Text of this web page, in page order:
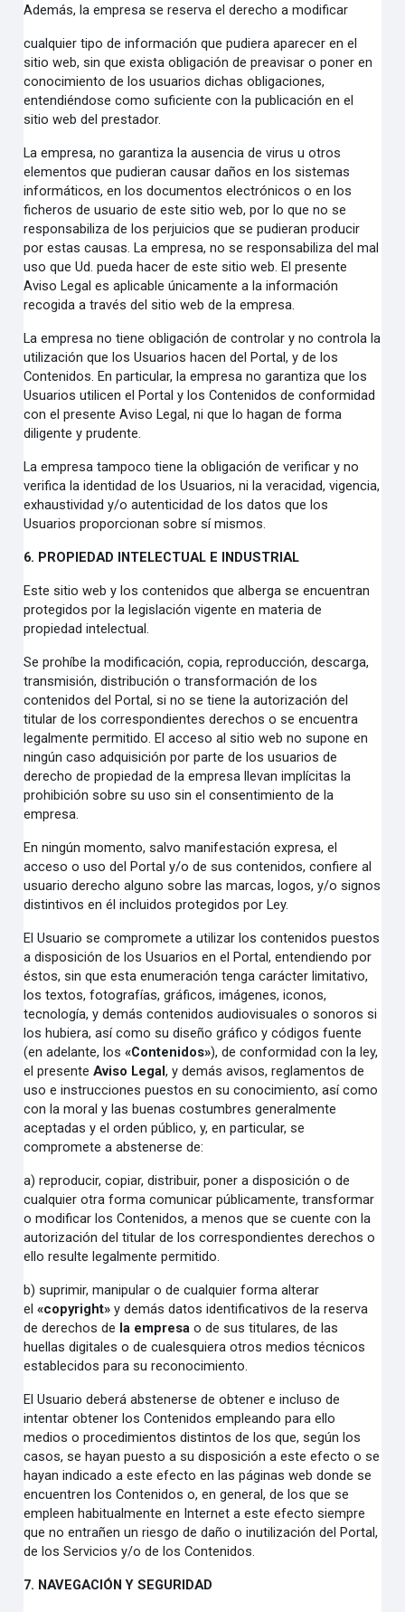
Además, la empresa se reserva el derecho a modificar
cualquier tipo de información que pudiera aparecer en el
sitio web, sin que exista obligación de preavisar o poner en
conocimiento de los usuarios dichas obligaciones,
entendiéndose como suficiente con la publicación en el
sitio web del prestador.
La empresa, no garantiza la ausencia de virus u otros
elementos que pudieran causar daños en los sistemas
informáticos, en los documentos electrónicos o en los
ficheros de usuario de este sitio web, por lo que no se
responsabiliza de los perjuicios que se pudieran producir
por estas causas. La empresa, no se responsabiliza del mal
uso que Ud. pueda hacer de este sitio web. El presente
Aviso Legal es aplicable únicamente a la información
recogida a través del sitio web de la empresa.
La empresa no tiene obligación de controlar y no controla la
utilización que los Usuarios hacen del Portal, y de los
Contenidos. En particular, la empresa no garantiza que los
Usuarios utilicen el Portal y los Contenidos de conformidad
con el presente Aviso Legal, ni que lo hagan de forma
diligente y prudente.
La empresa tampoco tiene la obligación de verificar y no
verifica la identidad de los Usuarios, ni la veracidad, vigencia,
exhaustividad y/o autenticidad de los datos que los
Usuarios proporcionan sobre sí mismos.
6. PROPIEDAD INTELECTUAL E INDUSTRIAL
Este sitio web y los contenidos que alberga se encuentran
protegidos por la legislación vigente en materia de
propiedad intelectual.
Se prohíbe la modificación, copia, reproducción, descarga,
transmisión, distribución o transformación de los
contenidos del Portal, si no se tiene la autorización del
titular de los correspondientes derechos o se encuentra
legalmente permitido. El acceso al sitio web no supone en
ningún caso adquisición por parte de los usuarios de
derecho de propiedad de la empresa llevan implícitas la
prohibición sobre su uso sin el consentimiento de la
empresa.
En ningún momento, salvo manifestación expresa, el
acceso o uso del Portal y/o de sus contenidos, confiere al
usuario derecho alguno sobre las marcas, logos, y/o signos
distintivos en él incluidos protegidos por Ley.
El Usuario se compromete a utilizar los contenidos puestos
a disposición de los Usuarios en el Portal, entendiendo por
éstos, sin que esta enumeración tenga carácter limitativo,
los textos, fotografías, gráficos, imágenes, iconos,
tecnología, y demás contenidos audiovisuales o sonoros si
los hubiera, así como su diseño gráfico y códigos fuente
(en adelante, los«Contenidos»), de conformidad con la ley,
el presenteAviso Legal, y demás avisos, reglamentos de
uso e instrucciones puestos en su conocimiento, así como
con la moral y las buenas costumbres generalmente
aceptadas y el orden público, y, en particular, se
compromete a abstenerse de:
a)reproducir, copiar, distribuir, poner a disposición o de
cualquier otra forma comunicar públicamente, transformar
o modificar los Contenidos, a menos que se cuente con la
autorización del titular de los correspondientes derechos o
ello resulte legalmente permitido.
b)suprimir, manipular o de cualquier forma alterar
el«copyright»y demás datos identificativos de la reserva
de derechos de la empresao de sus titulares, de las
huellas digitales o de cualesquiera otros medios técnicos
establecidos para su reconocimiento.
El Usuario deberá abstenerse de obtener e incluso de
intentar obtener los Contenidos empleando para ello
medios o procedimientos distintos de los que, según los
casos, se hayan puesto a su disposición a este efecto o se
hayan indicado a este efecto en las páginas web donde se
encuentren los Contenidos o, en general, de los que se
empleen habitualmente en Internet a este efecto siempre
que no entrañen un riesgo de daño o inutilización del Portal,
de los Servicios y/o de los Contenidos.
7. NAVEGACIÓN Y SEGURIDAD